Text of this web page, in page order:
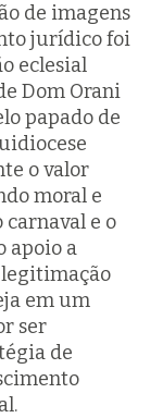
de imagens
jurídico foi
eclesial
Dom Orani
papado de
o valor
moral e
e o
apoio a
legitimação
em um
ser
de